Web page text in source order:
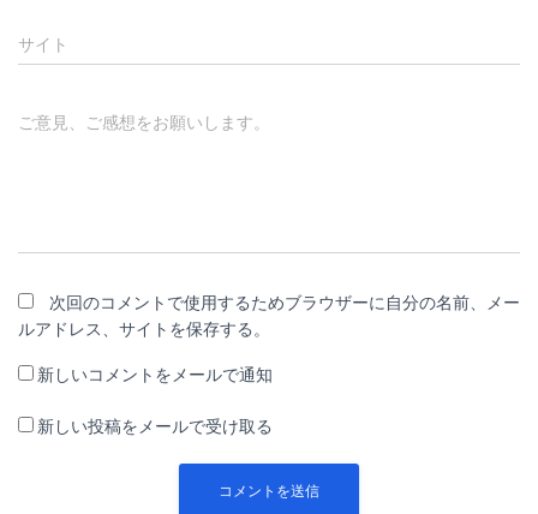
サイト
ご意見、ご感想をお願いします。
次回のコメントで使用するためブラウザーに自分の名前、メー
ルアドレス、サイトを保存する。
新しいコメントをメールで通知
新しい投稿をメールで受け取る